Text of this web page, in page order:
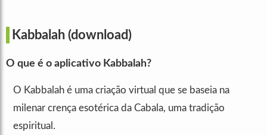
Kabbalah (download)
O que é o aplicativo Kabbalah?
O Kabbalah é uma criação virtual que se baseia na
milenar crença esotérica da Cabala, uma tradição
espiritual.